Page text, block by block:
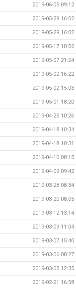
2019-06-05 09:12
2019-05-29 16:02
2019-05-29 16:02
2019-05-17 10:52
2019-05-07 21:24
2019-05-02 16:22
2019-05-02 15:03
2019-05-01 18:20
2019-04-25 10:26
2019-04-18 10:34
2019-04-18 10:31
2019-04-10 08:15
2019-04-09 09:42
2019-03-28 08:34
2019-03-20 08:05
2019-03-12 13:14
2019-03-09 11:04
2019-03-07 15:40
2019-03-06 08:27
2019-03-05 12:35
2019-02-21 16:58